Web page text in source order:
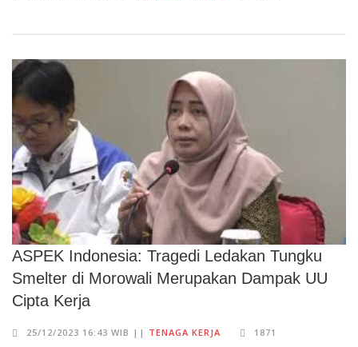
ASPEK Indonesia: Tragedi Ledakan Tungku
Smelter di Morowali Merupakan Dampak UU
Cipta Kerja
25/12/2023 16:43 WIB || TENAGA KERJA 1871